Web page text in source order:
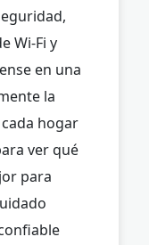
Wi-Fi y
en una
la
hogar
ver qué
para